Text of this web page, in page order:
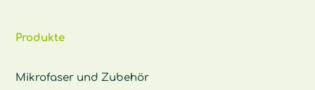
Produkte
Mikrofaser und Zubehör